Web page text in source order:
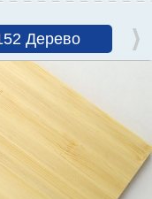
Дерево